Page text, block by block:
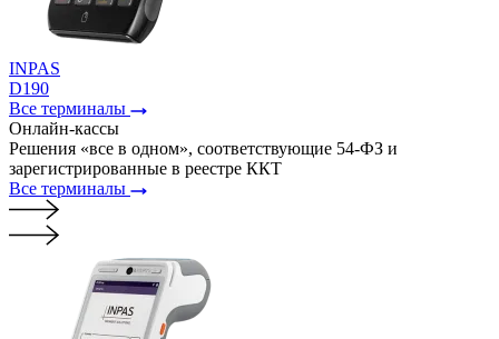
INPAS
D190
Все терминалы
Онлайн-кассы
Решения «все в одном», соответствующие 54-ФЗ и
зарегистрированные в реестре ККТ
Все терминалы